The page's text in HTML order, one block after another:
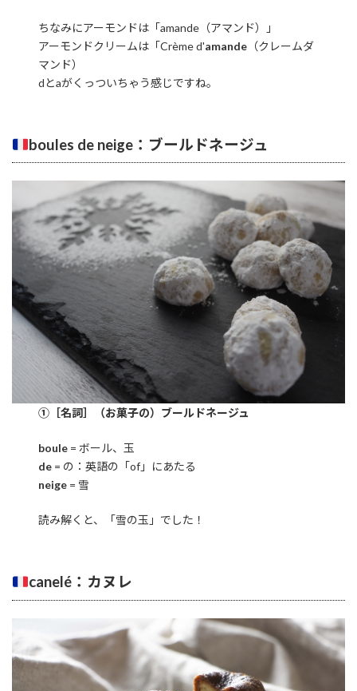
ちなみにアーモンドは「amande（アマンド）」
アーモンドクリームは「Crème d'amande （クレームダ
マンド）
dとaがくっついちゃう感じですね。
boules de neige：ブールドネージュ
①［名詞］（お菓子の）ブールドネージュ
boule = ボール、玉
de = の：英語の「of」にあたる
neige = 雪
読み解くと、「雪の玉」でした！
canelé ：カヌレ